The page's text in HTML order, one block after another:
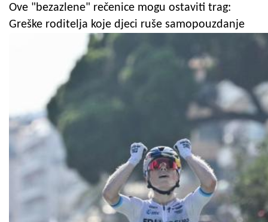
Ove "bezazlene" rečenice mogu ostaviti trag:
Greške roditelja koje djeci ruše samopouzdanje